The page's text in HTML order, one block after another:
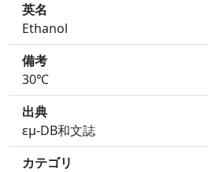
英名
Ethanol
備考
30℃
出典
εμ-DB和文誌
カテゴリ